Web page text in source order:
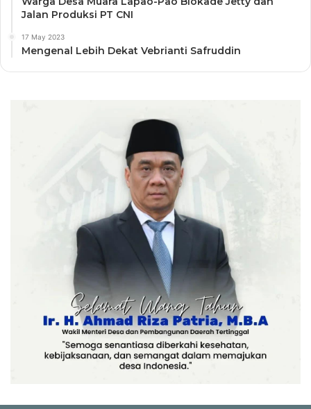
Jalan Produksi PT CNI
17 May 2023
Mengenal Lebih Dekat Vebrianti Safruddin